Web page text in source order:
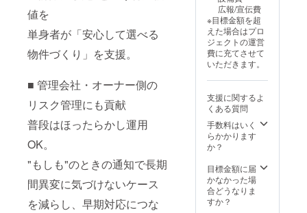
値を
単身者が「安心して選べる
物件づくり」を支援。
■ 管理会社・オーナー側の
リスク管理にも貢献
普段はほったらかし運用
OK。
"もしも"のときの通知で長期
間異変に気づけないケース
を減らし、早期対応につな
みが課
金され
ます。
※オー
ナー登
録時の
招待
の入力
により
対象枠
を提供
しま
招待
コード
有効期
限：
広報/宣伝費
※目標金額を超
えた場合はプロ
ジェクトの運営
費に充てさせて
いただきます。
支援に関するよ
くある質問
手数料はいく
らかかります
か？
目標金額に届
かなかった場
合どうなりま
すか？